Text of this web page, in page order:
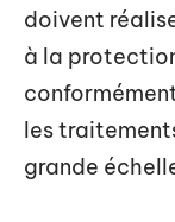
doivent
à la
les
grande